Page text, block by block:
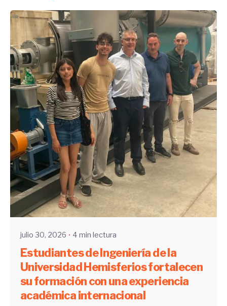
Enviado por
UHE
julio 30, 2026 4 min lectura
Estudiantes de Ingeniería de la
Universidad Hemisferios fortalecen
su formación con una experiencia
académica internacional